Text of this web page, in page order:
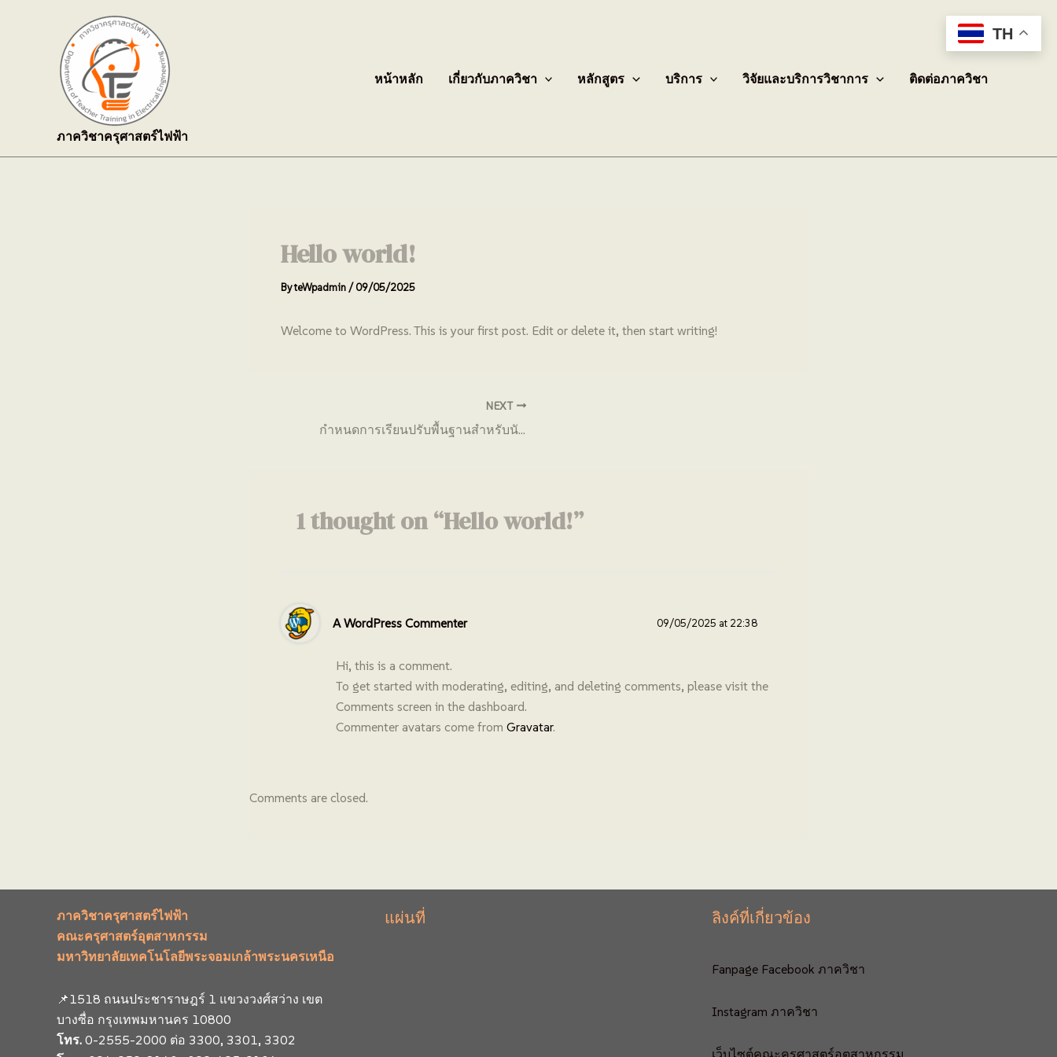
ภาควิชาครุศาสตร์ไฟฟ้า
หน้าหลัก เกี่ยวกับภาควิชา หลักสูตร บริการ วิจัยและบริการวิชาการ ติดต่อภาควิชา
Hello world!
ByteWpadmin /09/05/2025
Welcome to WordPress. This is your first post. Edit or delete it, then start writing!
NEXT
กำหนดการเรียนปรับพื้นฐานสำหรับนักศึกษาใหม่ ปีการศึกษา 2568
1 thought on “Hello world!”
A WordPress Commenter 09/05/2025 at 22:38
Hi, this is a comment.
To get started with moderating, editing, and deleting comments, please visit the
Comments screen in the dashboard.
Commenter avatars come from Gravatar.
Comments are closed.
ภาควิชาครุศาสตร์ไฟฟ้า
คณะครุศาสตร์อุตสาหกรรม
มหาวิทยาลัยเทคโนโลยีพระจอมเกล้าพระนครเหนือ
📌1518 ถนนประชาราษฎร์ 1 แขวงวงศ์สว่าง เขต
บางซื่อ กรุงเทพมหานคร 10800
โทร. 0-2555-2000 ต่อ 3300, 3301, 3302
แผ่นที่ ลิงค์ที่เกี่ยวข้อง
Fanpage Facebook ภาควิชา
Instagram ภาควิชา
เว็บไซต์คณะครุศาสตร์อุตสาหกรรม
TH